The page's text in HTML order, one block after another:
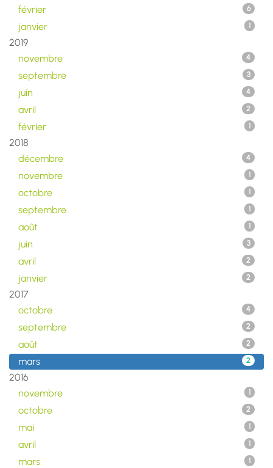
février 6
janvier 1
2019
novembre
4
septembre 3
juin 4
avril 2
février 1
2018
décembre
4
novembre 1
octobre 1
septembre 1
août 1
juin 3
avril 2
janvier 2
2017
octobre
4
septembre 2
août 2
mars 2
2016
novembre
1
octobre 2
mai 1
avril 1
mars 1